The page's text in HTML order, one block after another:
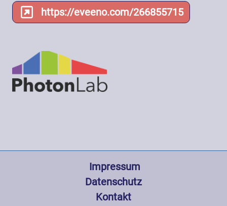
https://eveeno.com/266855715
Impressum
Datenschutz
Kontakt